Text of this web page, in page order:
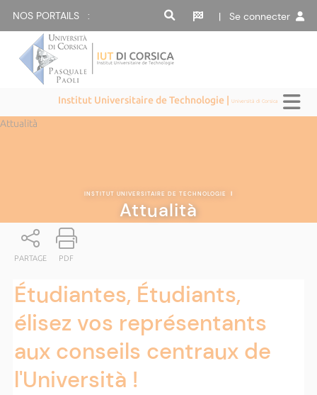
NOS PORTAILS : | Se connecter
Institut Universitaire de Technologie |Università di Corsica
Attualità
INSTITUT UNIVERSITAIRE DE TECHNOLOGIE |
Attualità
PARTAGE PDF
Étudiantes, Étudiants,
élisez vos représentants
aux conseils centraux de
l'Università !